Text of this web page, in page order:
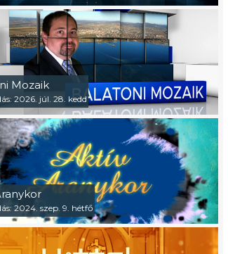
Mozaik
2026. júl. 28. kedd
2024. szep. 9. hétfő